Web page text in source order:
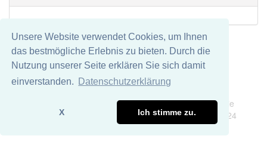
Unsere Website verwendet Cookies, um Ihnen
das bestmögliche Erlebnis zu bieten. Durch die
Nutzung unserer Seite erklären Sie sich damit
einverstanden.
Datenschutzerklärung
X Ich stimme zu.
Wörter mit Endung -kapazitätsgrenze
aber mit
einem anderen Artikeldie: 0
Das Wort wird häufig verwendet im Bereich
Wir übernehmen keine Garantie und keine Haftung für die
Richtigkeit und Vollständigkeit dieser Seite. DDDEasy 2024